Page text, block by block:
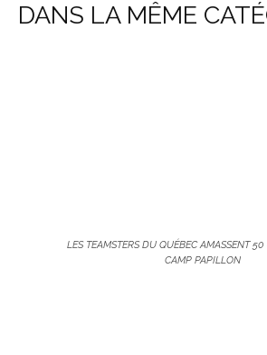
DANS LA MÊME
LES TEAMSTERS DU QUÉBEC AMASSENT
CAMP PAPILLON